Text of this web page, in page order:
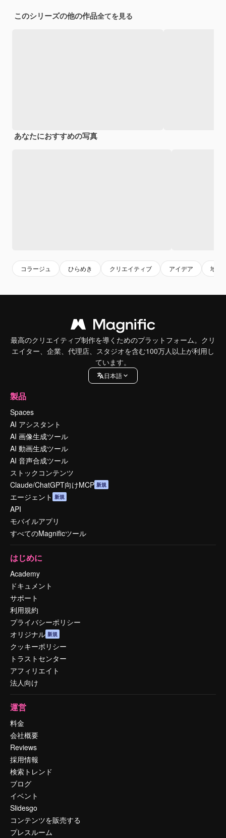
このシリーズの他の作品全てを見る
あなたにおすすめの写真
コラージュ ひらめき クリエイティブ アイデア 地図
最高のクリエイティブ制作を導くためのプラットフォーム。クリ
エイター、企業、代理店、スタジオを含む100万人以上が利用し
ています。
日本語
製品
Spaces
AI アシスタント
AI 画像生成ツール
AI 動画生成ツール
AI 音声合成ツール
ストックコンテンツ
Claude/ChatGPT向けMCP 新規
エージェント 新規
API
モバイルアプリ
すべてのMagnificツール
はじめに
Academy
ドキュメント
サポート
利用規約
プライバシーポリシー
オリジナル 新規
クッキーポリシー
トラストセンター
アフィリエイト
法人向け
運営
料金
会社概要
Reviews
採用情報
検索トレンド
ブログ
イベント
Slidesgo
コンテンツを販売する
プレスルーム